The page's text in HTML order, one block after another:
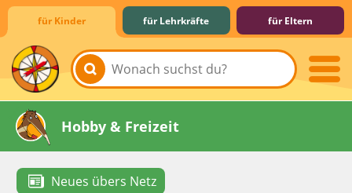
für Kinder für Lehrkräfte für Eltern
Lernen & Schule
Hobby & Freizeit
Neues übers Netz